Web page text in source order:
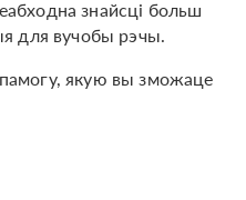
знайсці больш
для вучобы рэчы.
якую вы зможаце